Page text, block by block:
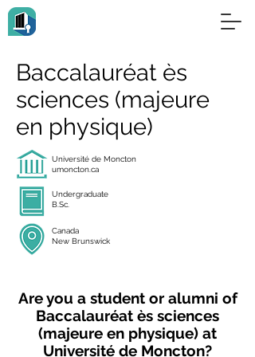
Baccalauréat ès
sciences (majeure
en physique)
Université de Moncton
umoncton.ca
Undergraduate
B.Sc.
Canada
New Brunswick
Are you a student or alumni of
Baccalauréat ès sciences
(majeure en physique) at
Université de Moncton?